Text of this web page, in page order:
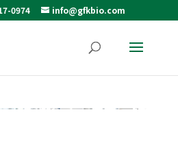
0974 info@gfkbio.com